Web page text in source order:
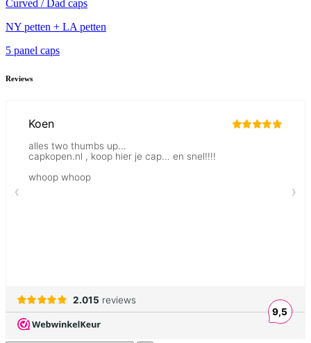
Curved / Dad caps
NY petten + LA petten
5 panel caps
Reviews